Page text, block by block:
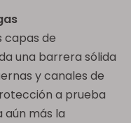
capas de
una barrera sólida
y canales de
a prueba
aún más la